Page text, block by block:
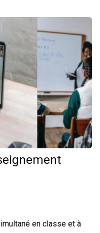
en classe et à